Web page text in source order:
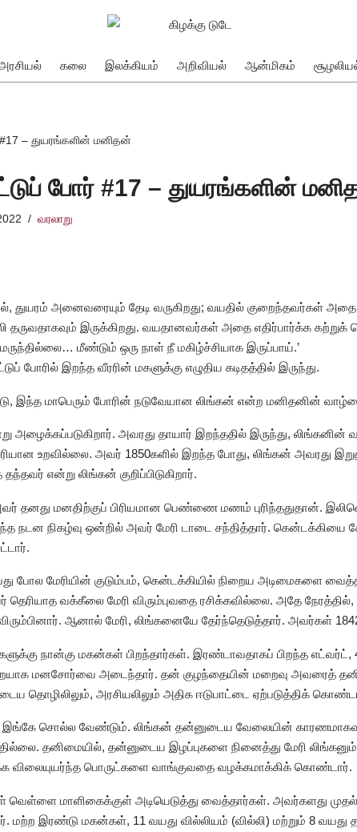
கலை இலக்கியம் அறிவியல் ஆன்மிகம்
– துயரங்களின் மனிதன்
போர் #17 – துயரங்களின்
வரலாறு
துயரம் அனைவரையும் தேடி வருகிறது; வயதில் குறைந்தவர்கள் அதை
இருக்கிறது. வயதானவர்கள் அதை எதிர்பார்க்க
மருந்தில்லை… மீண்டும் ஒரு நாள் நீ மகிழ்ச்சியாக இருப்பாய்.’
போரில் இறந்த வீரரின் மகளுக்கு எழுதிய கடிதத்தில் இருந்து.
இந்த மாபெரும் போரின் நடுவேயான லிங்கன் என்ற மனிதனின்
அழைக்கப்படுகிறார். அவரது தாயார் இறந்ததில் இருந்து,
உறவில்லை. அவர் 1850களில் இறந்த போது, லிங்கன் அவரது
என்று லிங்கன் குறிப்பிடுகிறார்.
தனது மனதிற்குப் பிரியமான பெண்ணை மணம் புரிந்ததுதான்.
நடன நிகழ்வு ஒன்றில் அவர் மேரி டாடை சந்தித்தார். கென்டக்கியை
போல மேரியின் குடும்பம், கென்டக்கியில் நிறைய அடிமைகளை
வக்கீலை மேரி விரும்புவதை ரசிக்கவில்லை. அதே
விரும்பினார். ஆனால் மேரி, லிங்கனையே தேர்ந்தெடுத்தார். அவர்கள்
நான்கு மகன்கள் பிறந்தார்கள். இரண்டாவதாகப் பிறந்த
மனசோர்வை அடைந்தார். தன் குழந்தையின் மறைவு அவரைத்
தொழிலிலும், அரசியலிலும் அதிக ஈடுபாட்டை ஏற்படுத்திக்
இங்கே சொல்ல வேண்டும். லிங்கன் தன்னுடைய வேலையின்
தனிமையில், தன்னுடைய இழப்புகளை நினைத்து மேரி
விலையுயர்ந்த பொருட்களை வாங்குவதை வழக்கமாக்கிக் கொண்டார்.
வெள்ளை மாளிகைக்குள் அடியெடுத்து வைத்தார்கள். அவர்களது
மற்ற இரண்டு மகன்கள், 11 வயது வில்லியம் (வில்லி) மற்றும் 8